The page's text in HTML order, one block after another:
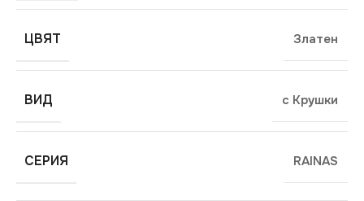
ЦВЯТ Златен
ВИД с Крушки
СЕРИЯ RAINAS